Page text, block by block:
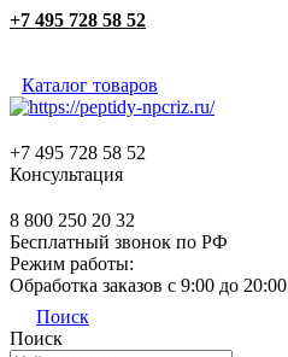
+7 495 728 58 52
Каталог товаров
+7 495 728 58 52
Консультация
8 800 250 20 32
Бесплатный звонок по РФ
Режим работы:
Обработка заказов с 9:00 до 20:00
Поиск
Поиск